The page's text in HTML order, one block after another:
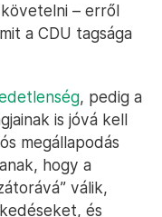
– erről
a CDU tagsága
, pedig a
is jóvá kell
megállapodás
hogy a
válik,
és